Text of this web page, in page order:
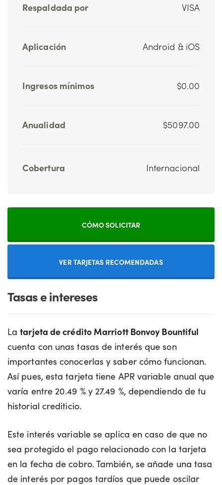
Respaldada por VISA
Aplicación Android & iOS
Ingresos mínimos $0.00
Anualidad $5097.00
Cobertura Internacional
CÓMO SOLICITAR
VER TARJETAS RECOMENDADAS
Tasas e intereses
Latarjeta de crédito Marriott Bonvoy Bountiful
cuenta con unas tasas de interés que son
importantes conocerlas y saber cómo funcionan.
Así pues, esta tarjeta tiene APR variable anual que
varía entre 20.49 % y 27.49 %, dependiendo de tu
historial crediticio.
Este interés variable se aplica en caso de que no
sea protegido el pago relacionado con la tarjeta
en la fecha de cobro. También, se añade una tasa
de interés por pagos tardíos que puede oscilar